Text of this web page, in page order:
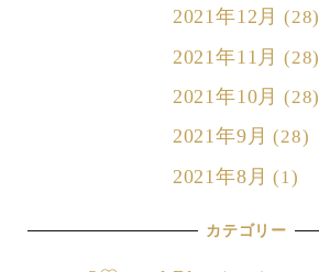
2021年12月 (28)
2021年11月 (28)
2021年10月 (28)
2021年9月 (28)
2021年8月 (1)
カテゴリー